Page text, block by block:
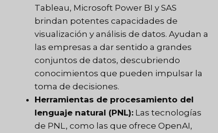
Tableau, Microsoft Power BI y SAS
brindan potentes capacidades de
visualización y análisis de datos. Ayudan a
las empresas a dar sentido a grandes
conjuntos de datos, descubriendo
conocimientos que pueden impulsar la
toma de decisiones.
Herramientas de procesamiento del
lenguaje natural (PNL): Las tecnologías
de PNL, como las que ofrece OpenAI,